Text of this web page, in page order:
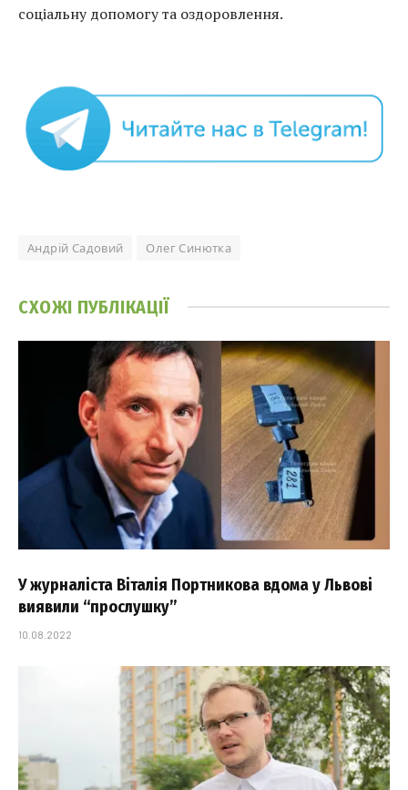
соціальну допомогу та оздоровлення.
Андрій Садовий Олег Синютка
СХОЖІ ПУБЛІКАЦІЇ
У журналіста Віталія Портникова вдома у Львові
виявили “прослушку”
10.08.2022